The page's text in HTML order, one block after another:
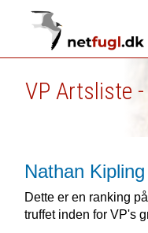
VP Artsliste
Nathan Kipling
Dette er en ranking
truffet inden for VP's